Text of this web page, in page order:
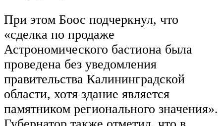
При этом Боос подчеркнул, что
«сделка по продаже
Астрономического бастиона была
проведена без уведомления
правительства Калининградской
области, хотя здание является
памятником регионального значения».